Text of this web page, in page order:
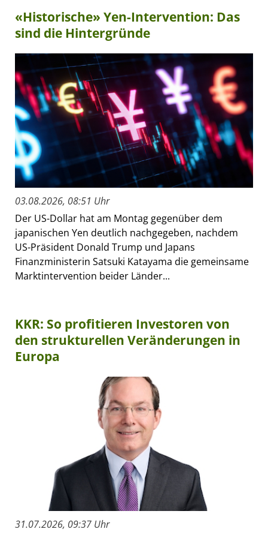
«Historische» Yen-Intervention: Das
sind die Hintergründe
03.08.2026, 08:51 Uhr
Der US-Dollar hat am Montag gegenüber dem
japanischen Yen deutlich nachgegeben, nachdem
US-Präsident Donald Trump und Japans
Finanzministerin Satsuki Katayama die gemeinsame
Marktintervention beider Länder...
KKR: So profitieren Investoren von
den strukturellen Veränderungen in
Europa
31.07.2026, 09:37 Uhr